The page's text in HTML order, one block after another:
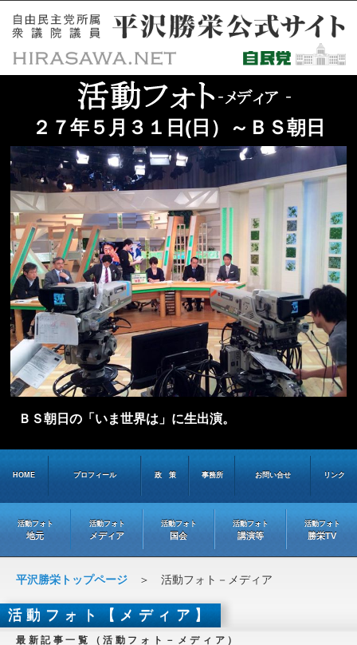
２７年５月３１日(日）～ＢＳ朝日
ＢＳ朝日の「いま世界は」に生出演。
HOME プロフィール 政 策 事務所 お問い合せ リンク
活動フォト
地元
活動フォト
メディア
活動フォト
国会
活動フォト
講演等
活動フォト
勝栄TV
平沢勝栄トップページ ＞ 活動フォト－メディア
活動フォト【メディア】
最新記事一覧（活動フォト－メディア）